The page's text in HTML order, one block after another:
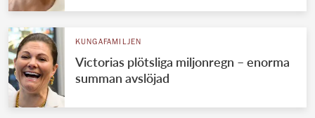
KUNGAFAMILJEN
Victorias plötsliga miljonregn – enorma
summan avslöjad